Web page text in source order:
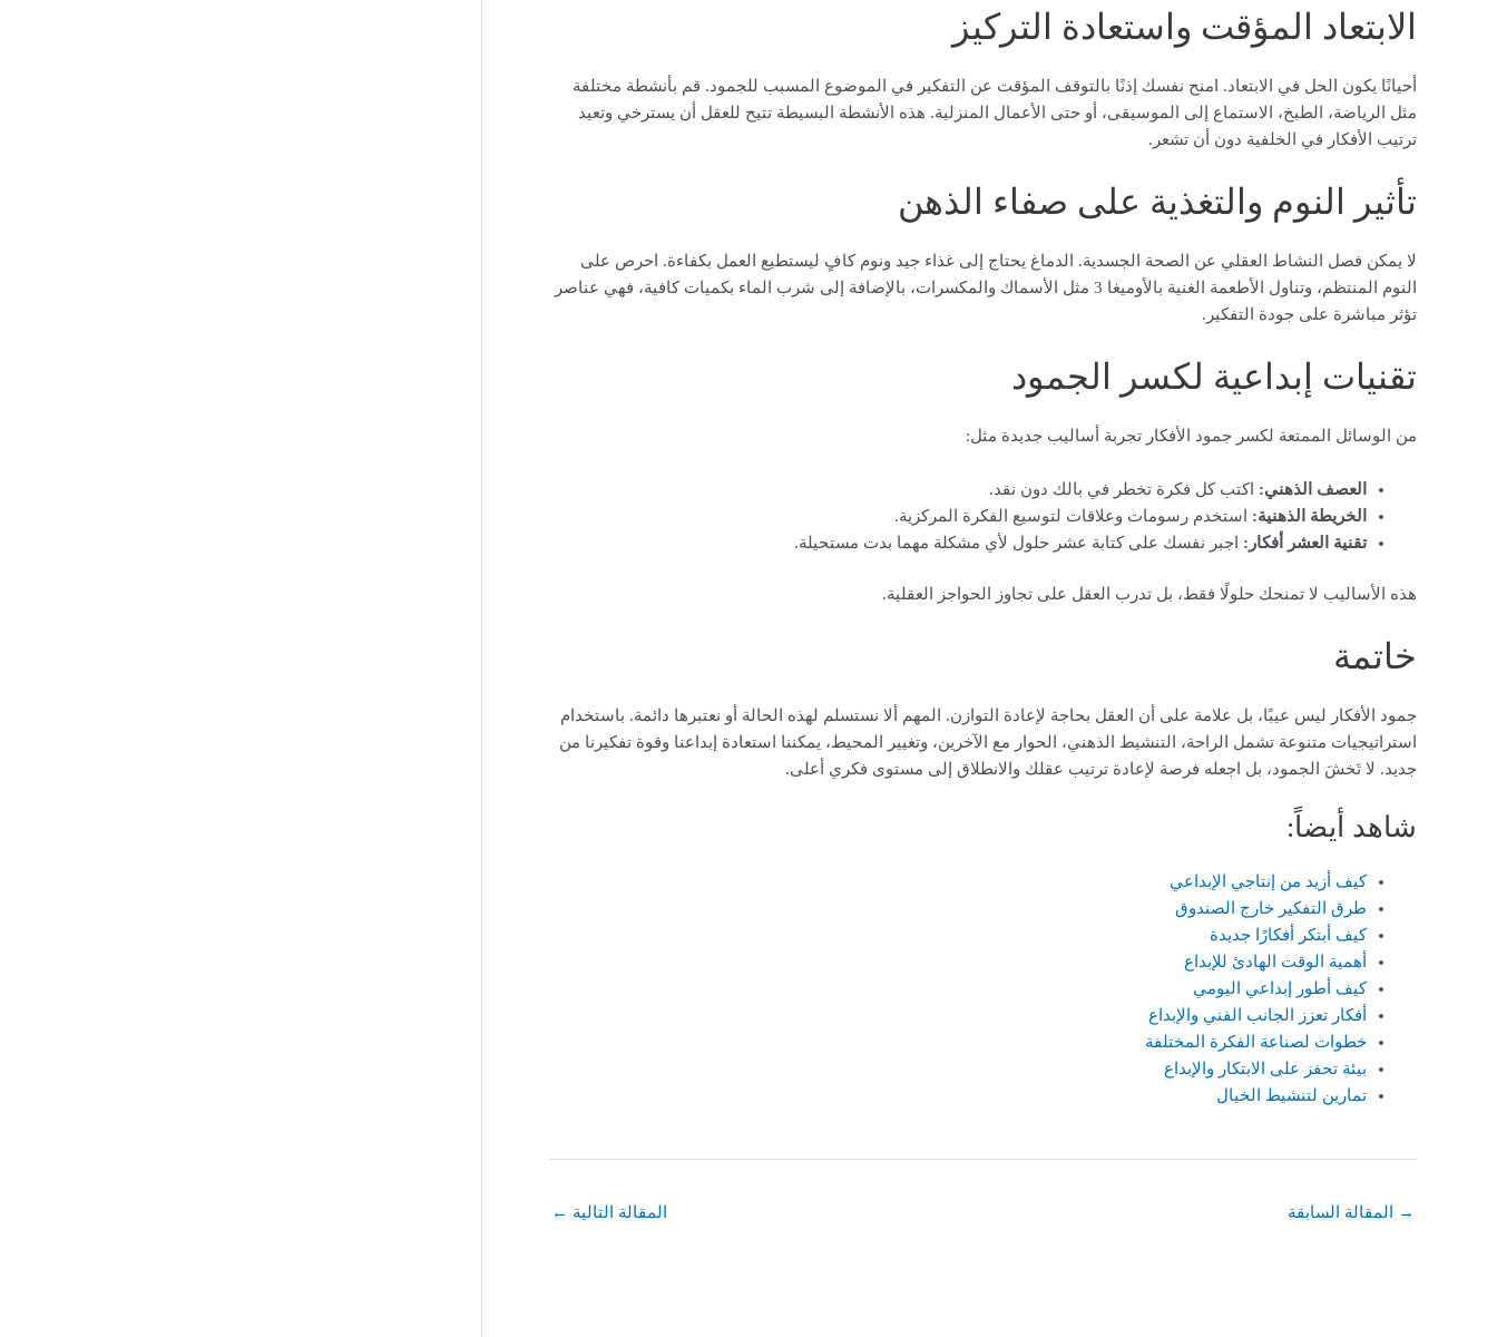
الابتعاد المؤقت واستعادة التركيز
أحيانًا يكون الحل في الابتعاد. امنح نفسك إذنًا بالتوقف المؤقت عن التفكير في الموضوع المسبب للجمود. قم بأنشطة مختلفة
مثل الرياضة، الطبخ، الاستماع إلى الموسيقى، أو حتى الأعمال المنزلية. هذه الأنشطة البسيطة تتيح للعقل أن يسترخي وتعيد
ترتيب الأفكار في الخلفية دون أن تشعر.
تأثير النوم والتغذية على صفاء الذهن
لا يمكن فصل النشاط العقلي عن الصحة الجسدية. الدماغ يحتاج إلى غذاء جيد ونوم كافٍ ليستطيع العمل بكفاءة. احرص على
النوم المنتظم، وتناول الأطعمة الغنية بالأوميغا 3 مثل الأسماك والمكسرات، بالإضافة إلى شرب الماء بكميات كافية، فهي عناصر
تؤثر مباشرة على جودة التفكير.
تقنيات إبداعية لكسر الجمود
من الوسائل الممتعة لكسر جمود الأفكار تجربة أساليب جديدة مثل:
العصف الذهني: اكتب كل فكرة تخطر في بالك دون نقد.
الخريطة الذهنية: استخدم رسومات وعلاقات لتوسيع الفكرة المركزية.
تقنية العشر أفكار: اجبر نفسك على كتابة عشر حلول لأي مشكلة مهما بدت مستحيلة.
هذه الأساليب لا تمنحك حلولًا فقط، بل تدرب العقل على تجاوز الحواجز العقلية.
خاتمة
جمود الأفكار ليس عيبًا، بل علامة على أن العقل بحاجة لإعادة التوازن. المهم ألا نستسلم لهذه الحالة أو نعتبرها دائمة. باستخدام
استراتيجيات متنوعة تشمل الراحة، التنشيط الذهني، الحوار مع الآخرين، وتغيير المحيط، يمكننا استعادة إبداعنا وقوة تفكيرنا من
جديد. لا تَخشَ الجمود، بل اجعله فرصة لإعادة ترتيب عقلك والانطلاق إلى مستوى فكري أعلى.
شاهد أيضاً:
كيف أزيد من إنتاجي الإبداعي
طرق التفكير خارج الصندوق
كيف أبتكر أفكارًا جديدة
أهمية الوقت الهادئ للإبداع
كيف أطور إبداعي اليومي
أفكار تعزز الجانب الفني والإبداع
خطوات لصناعة الفكرة المختلفة
بيئة تحفز على الابتكار والإبداع
تمارين لتنشيط الخيال
→ المقالة السابقة المقالة التالية ←